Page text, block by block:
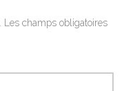
Les champs obligatoires